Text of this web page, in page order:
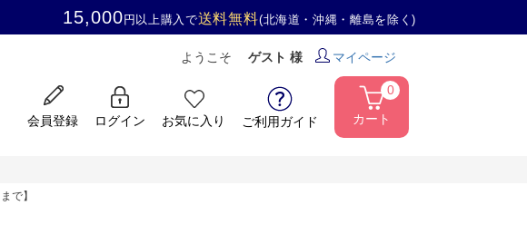
15,000 円以上購入で送料無料(北海道・沖縄・離島を除く)
ようこそ ゲスト 様 マイページ
会員登録 ログイン お気に入り ご利用ガイド カート
0
で】